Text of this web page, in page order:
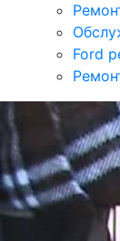
Ford